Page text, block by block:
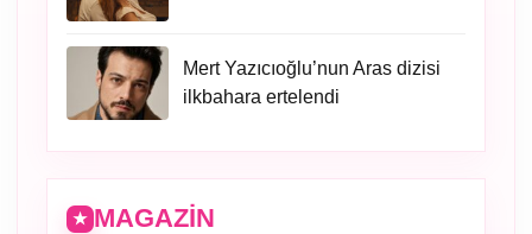
Mert Yazıcıoğlu’nun Aras dizisi
ilkbahara ertelendi
MAGAZIN